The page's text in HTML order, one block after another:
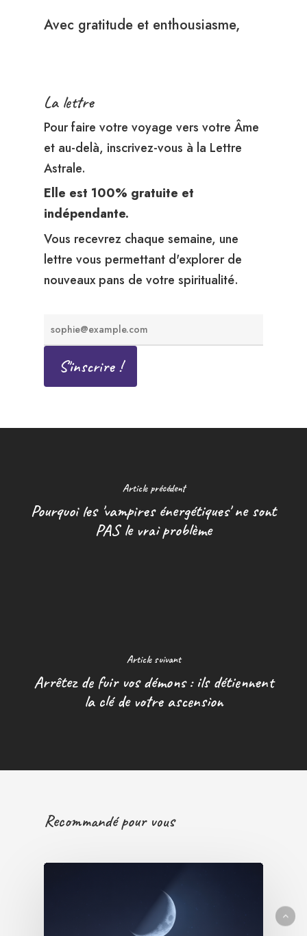
Avec gratitude et enthousiasme,
La lettre
Pour faire votre voyage vers votre Âme
et au-delà, inscrivez-vous à la Lettre
Astrale.
Elle est 100% gratuite et
indépendante.
Vous recevrez chaque semaine, une
lettre vous permettant d'explorer de
nouveaux pans de votre spiritualité.
Article précédent
Pourquoi les 'vampires énergétiques' ne sont
PAS le vrai problème
Article suivant
Arrêtez de fuir vos démons : ils détiennent
la clé de votre ascension
Recommandé pour vous